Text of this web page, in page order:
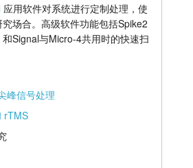
扩展单元
价格
应用软件对系统进行定制处理，使
场合。高级软件功能包括Spike2
Signal与Micro-4共用时的快速扫
峰信号处理
rTMS